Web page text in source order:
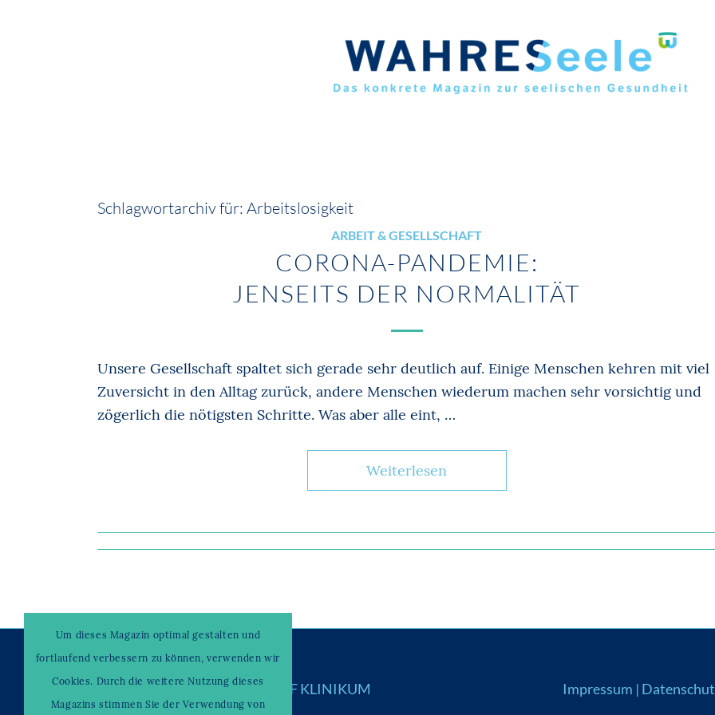
Schlagwortarchiv für: Arbeitslosigkeit
ARBEIT & GESELLSCHAFT
CORONA-PANDEMIE:
JENSEITS DER NORMALITÄT
Unsere Gesellschaft spaltet sich gerade sehr deutlich auf. Einige Menschen kehren mit viel
Zuversicht in den Alltag zurück, andere Menschen wiederum machen sehr vorsichtig und
zögerlich die nötigsten Schritte. Was aber alle eint, …
Weiterlesen
© Copyright – WAHRENDORFF KLINIKUM Impressum |
Um dieses Magazin optimal gestalten und
fortlaufend verbessern zu können, verwenden wir
Cookies. Durch die weitere Nutzung dieses
Magazins stimmen Sie der Verwendung von